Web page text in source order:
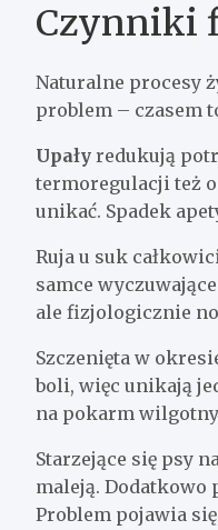
Czynniki
Naturalne procesy
problem – czasem
Upały redukują
termoregulacji też
unikać. Spadek
Ruja u suk
samce
ale fizjologicznie
Szczenięta w
boli, więc unikają
na pokarm
Starzejące się psy
maleją. Dodatkowo
Problem pojawia